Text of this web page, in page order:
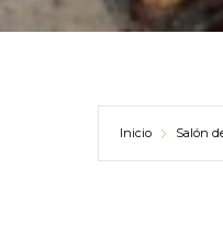
Inicio Salón